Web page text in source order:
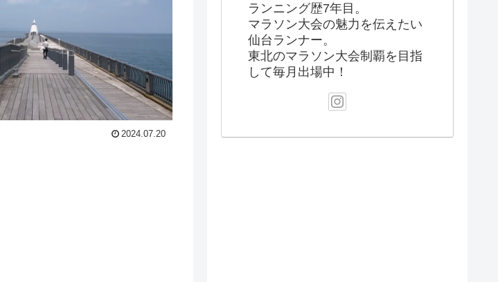
2024.07.20
ランニング歴7年目。
マラソン大会の魅力を伝えたい
仙台ランナー。
東北のマラソン大会制覇を目指
して毎月出場中！